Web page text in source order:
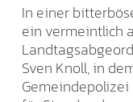
In einer
ein vermeintlich
Sven Knoll, in